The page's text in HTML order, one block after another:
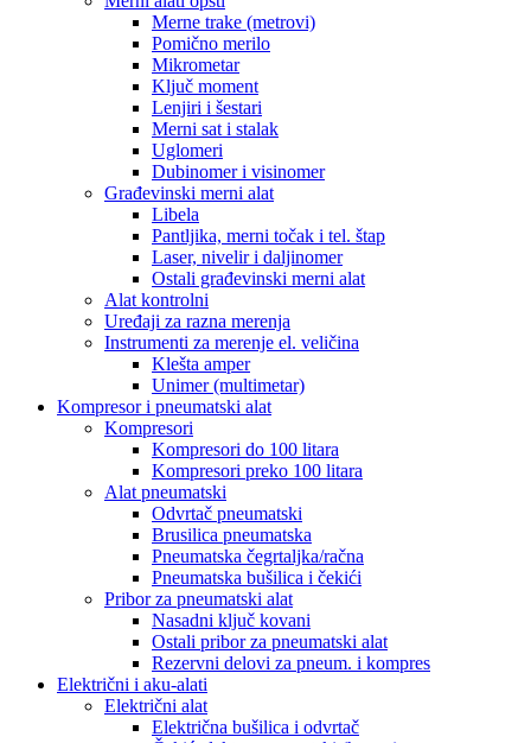
Merne trake (metrovi)
Pomično merilo
Mikrometar
Ključ moment
Lenjiri i šestari
Merni sat i stalak
Uglomeri
Dubinomer i visinomer
Građevinski merni alat
Libela
Pantljika, merni točak i tel. štap
Laser, nivelir i daljinomer
Ostali građevinski merni alat
Alat kontrolni
Uređaji za razna merenja
Instrumenti za merenje el. veličina
Klešta amper
Unimer (multimetar)
Kompresor i pneumatski alat
Kompresori
Kompresori do 100 litara
Kompresori preko 100 litara
Alat pneumatski
Odvrtač pneumatski
Brusilica pneumatska
Pneumatska čegrtaljka/račna
Pneumatska bušilica i čekići
Pribor za pneumatski alat
Nasadni ključ kovani
Ostali pribor za pneumatski alat
Rezervni delovi za pneum. i kompres
Električni i aku-alati
Električni alat
Električna bušilica i odvrtač